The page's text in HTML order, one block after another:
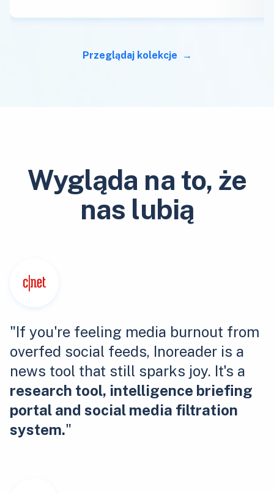
Przeglądaj kolekcje
Wygląda na to, że
nas lubią
"If you're feeling media burnout from
overfed social feeds, Inoreader is a
news tool that still sparks joy. It's a
research tool, intelligence briefing
portal and social media filtration
system."